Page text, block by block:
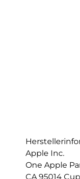
Apple Inc.
One Apple
CA 95014